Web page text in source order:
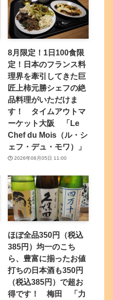
8月限定！1日100食限
定！日本のフランス料
理界を牽引してきた巨
匠上柿元勝シェフの絶
品料理がいただけま
す！ タイムアウトマ
ーケット大阪 「Le
Chef du Mois（ル・シ
ェフ・デュ・モワ）」
2026年08月05日 11:00
ほぼ全品350円（税込
385円）均一のこち
ら、豊富に揃ったお値
打ちの日本酒も350円
（税込385円）で超お
得です！ 梅田 「力